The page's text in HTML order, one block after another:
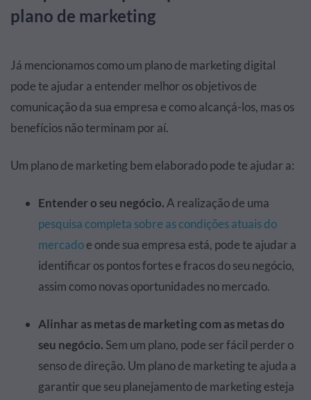
plano de marketing
Já mencionamos como um plano de marketing digital
pode te ajudar a entender melhor os objetivos de
comunicação da sua empresa e como alcançá-los, mas os
benefícios não terminam por aí.
Um plano de marketing bem elaborado pode te ajudar a:
Entender o seu negócio.A realização de uma
pesquisa completa sobre as condições atuais do
mercadoe onde sua empresa está, pode te ajudar a
identificar os pontos fortes e fracos do seu negócio,
assim como novas oportunidades no mercado.
Alinhar as metas de marketing com as metas do
seu negócio. Sem um plano, pode ser fácil perder o
senso de direção. Um plano de marketing te ajuda a
garantir que seu planejamento de marketing esteja